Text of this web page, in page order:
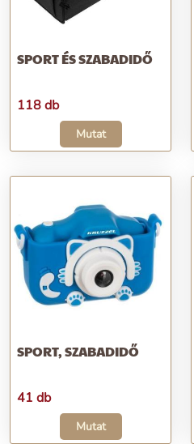
SPORT ÉS SZABADIDŐ
118 db
Mutat
SPORT, SZABADIDŐ
41 db
Mutat